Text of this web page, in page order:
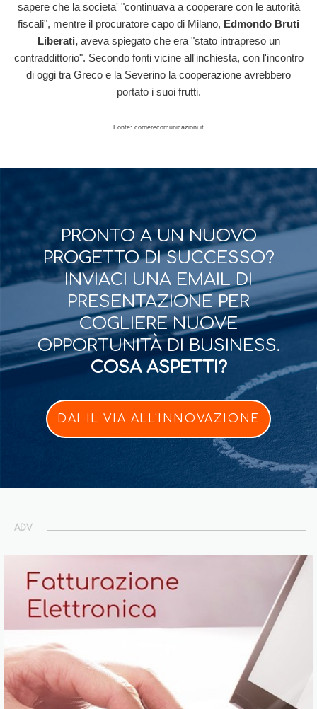
sapere che la societa' "continuava a cooperare con le autorità
fiscali", mentre il procuratore capo di Milano, Edmondo Bruti
Liberati,aveva spiegato che era "stato intrapreso un
contraddittorio". Secondo fonti vicine all'inchiesta, con l'incontro
di oggi tra Greco e la Severino la cooperazione avrebbero
portato i suoi frutti.
Fonte: corrierecomunicazioni.it
PRONTO A UN NUOVO
PROGETTO DI SUCCESSO?
INVIACI UNA EMAIL DI
PRESENTAZIONE PER
COGLIERE NUOVE
OPPORTUNITÀ DI BUSINESS.
COSA ASPETTI?
DAI IL VIA ALL'INNOVAZIONE
ADV